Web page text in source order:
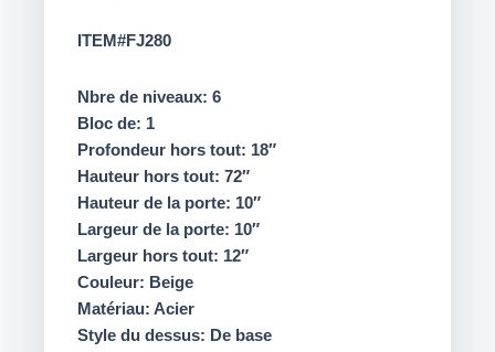
ITEM#FJ280
Nbre de niveaux: 6
Bloc de: 1
Profondeur hors tout: 18″
Hauteur hors tout: 72″
Hauteur de la porte: 10″
Largeur de la porte: 10″
Largeur hors tout: 12″
Couleur: Beige
Matériau: Acier
Style du dessus: De base